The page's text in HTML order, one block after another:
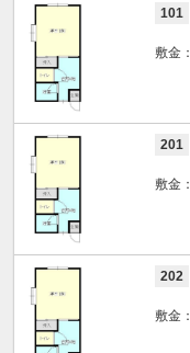
101
敷金
201
敷金
202
敷金